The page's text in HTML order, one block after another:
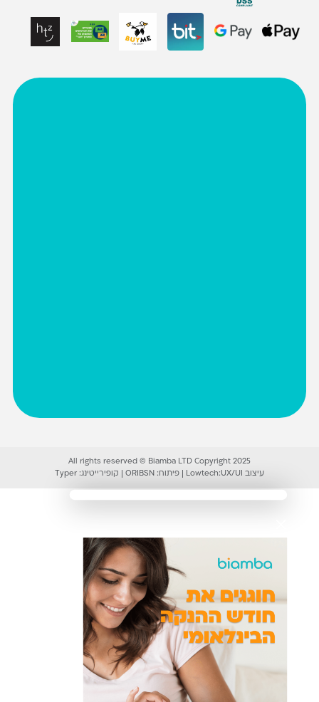
All rights reserved © Biamba LTD Copyright 2025
עיצוב UX/UI:
Lowtech פיתוח: ORIBSN קופירייטינג: Typer